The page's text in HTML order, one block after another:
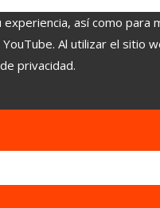
así como
Al utilizar el
privacidad.